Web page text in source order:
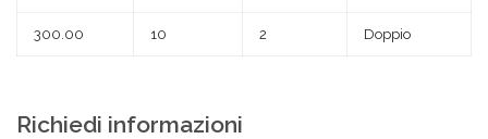
300.00 10 2 Doppio
Richiedi informazioni